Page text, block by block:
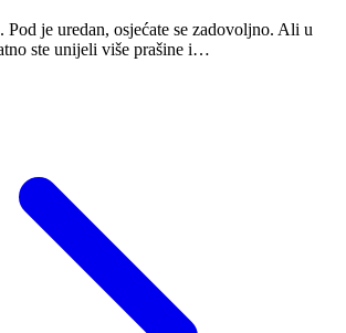
Pod je uredan, osjećate se zadovoljno. Ali u
ste unijeli više prašine i…